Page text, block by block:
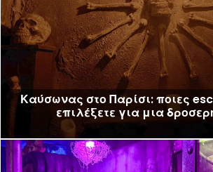
Καύσωνας στο Παρίσι: ποιες
επιλέξετε για μια